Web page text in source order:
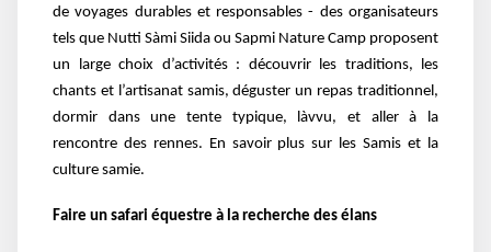
de voyages durables et responsables - des organisateurs
tels que Nutti Sàmi Siida ou Sapmi Nature Camp proposent
un large choix d’activités : découvrir les traditions, les
chants et l’artisanat samis, déguster un repas traditionnel,
dormir dans une tente typique, làvvu, et aller à la
rencontre des rennes. En savoir plus sur les Samis et la
culture samie.
Faire un safari équestre à la recherche des élans